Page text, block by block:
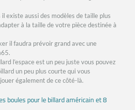
existe aussi des modèles de taille plus
à la taille de votre pièce destinée à
il faudra prévoir grand avec une
l’espace est un peu juste vous pouvez
un peu plus courte qui vous
également de ce côté-là.
boules pour le billard américain et 8